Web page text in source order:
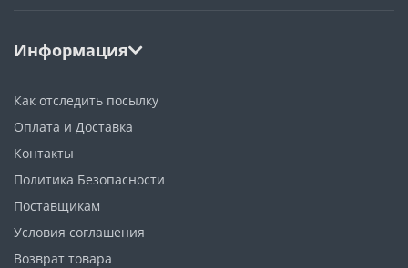
Информация
Как отследить посылку
Оплата и Доставка
Контакты
Политика Безопасности
Поставщикам
Условия соглашения
Возврат товара